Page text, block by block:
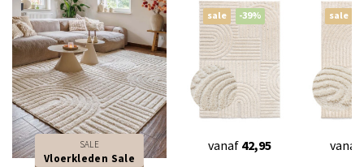
SALE
Vloerkleden Sale
sale -39%
vanaf 42,95
sale
vanaf